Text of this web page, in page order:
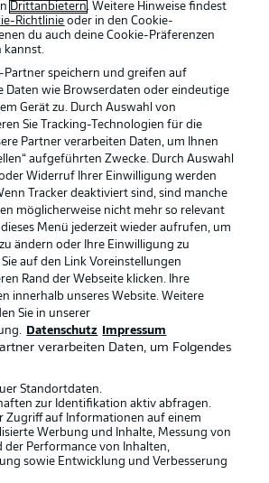
Voreinstellungen verwalten
Nutzungsbedingungen
Kontakt
Impressum
Spieler
Drittanbietern. Weitere Hinweise findest
Richtlinie oder in den Cookie-
du auch deine Cookie-Präferenzen
kannst.
-Partner speichern und greifen auf
Daten wie Browserdaten oder eindeutige
Gerät zu. Durch Auswahl von
Sie Tracking-Technologien für die
Partner verarbeiten Daten, um Ihnen
aufgeführten Zwecke. Durch Auswahl
Widerruf Ihrer Einwilligung werden
Tracker deaktiviert sind, sind manche
möglicherweise nicht mehr so relevant
Menü jederzeit wieder aufrufen, um
ändern oder Ihre Einwilligung zu
auf den Link Voreinstellungen
Rand der Webseite klicken. Ihre
innerhalb unseres Website. Weitere
Sie in unserer
Datenschutz Impressum
verarbeiten Daten, um Folgendes
Standortdaten.
zur Identifikation aktiv abfragen.
Zugriff auf Informationen auf einem
Werbung und Inhalte, Messung von
der Performance von Inhalten,
sowie Entwicklung und Verbesserung